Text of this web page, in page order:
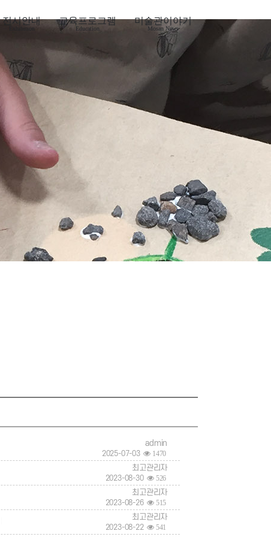
전시안내
Exhibition
교육프로그램
Education
미술관이야기
Mosan News
admin
2025-07-03 1470
최고관리자
2023-08-30 526
최고관리자
2023-08-26 515
최고관리자
2023-08-22 541